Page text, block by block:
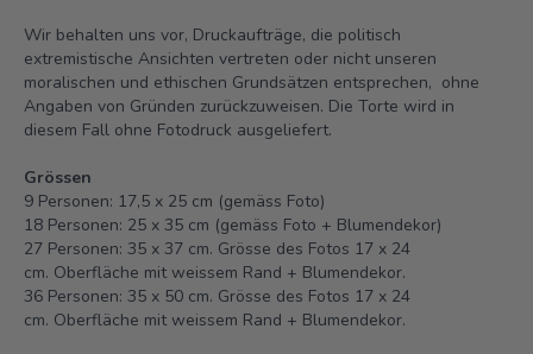
Wir behalten uns vor, Druckaufträge, die politisch
extremistische Ansichten vertreten oder nicht unseren
moralischen und ethischen Grundsätzen entsprechen, ohne
Angaben von Gründen zurückzuweisen. Die Torte wird in
diesem Fall ohne Fotodruck ausgeliefert.
Grössen
9 Personen: 17,5 x 25 cm (gemäss Foto)
18 Personen: 25 x 35 cm (gemäss Foto + Blumendekor)
27 Personen: 35 x 37 cm. Grösse des Fotos 17 x 24
cm. Oberfläche mit weissem Rand + Blumendekor.
36 Personen: 35 x 50 cm. Grösse des Fotos 17 x 24
cm. Oberfläche mit weissem Rand + Blumendekor.